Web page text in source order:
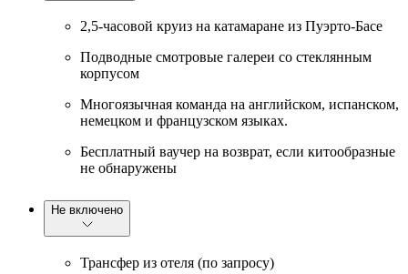
2,5-часовой круиз на катамаране из Пуэрто-Басе
Подводные смотровые галереи со стеклянным
корпусом
Многоязычная команда на английском, испанском,
немецком и французском языках.
Бесплатный ваучер на возврат, если китообразные
не обнаружены
Не включено
Трансфер из отеля (по запросу)